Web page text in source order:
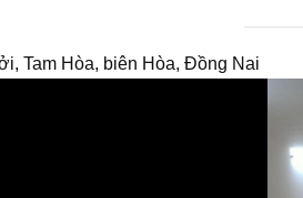
Tam Hòa, biên Hòa, Đồng Nai